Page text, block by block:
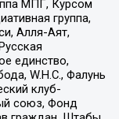
МПГ, Курсом
группа,
Алля-Аят,
единство,
W.H.С., Фалунь
клуб-
союз, Фонд